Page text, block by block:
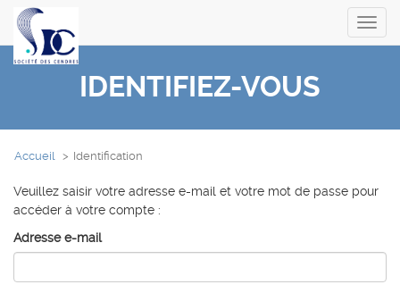
IDENTIFIEZ-VOUS
Accueil Identification
Veuillez saisir votre adresse e-mail et votre mot de passe pour
accéder à votre compte :
Adresse e-mail